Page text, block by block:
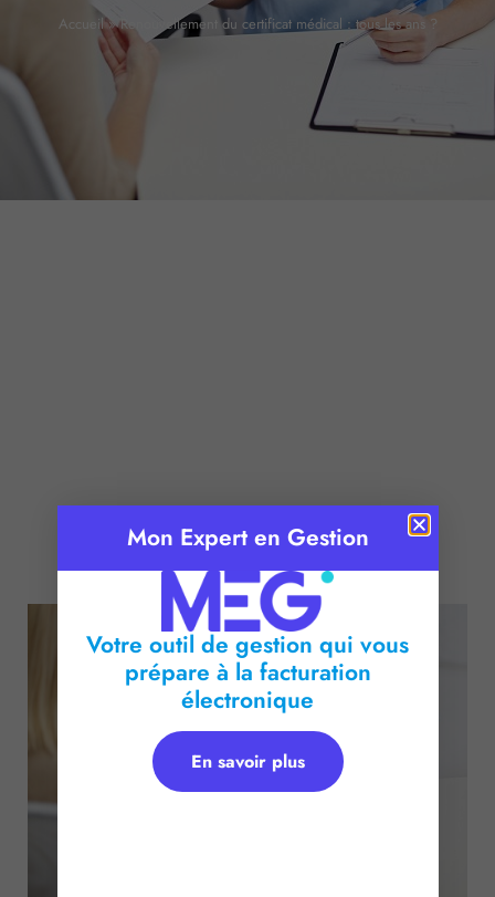
Accueil»Renouvellement du certificat médical : tous les ans ?
Publié le : 20 octobre 2016
Temps de lecture : 2 minutes
Mon Expert en Gestion
Votre outil de gestion qui vous
prépare à la facturation
électronique
En savoir plus